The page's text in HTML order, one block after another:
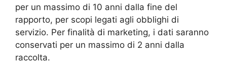
per un massimo di 10 anni dalla fine del
rapporto, per scopi legati agli obblighi di
servizio. Per finalità di marketing, i dati saranno
conservati per un massimo di 2 anni dalla
raccolta.